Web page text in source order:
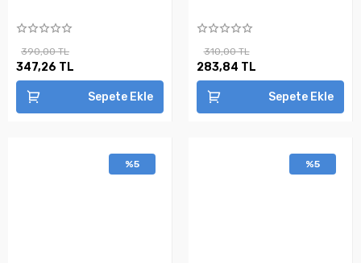
390,00 TL
347,26 TL
Sepete Ekle
310,00 TL
283,84 TL
Sepete Ekle
%5 %5